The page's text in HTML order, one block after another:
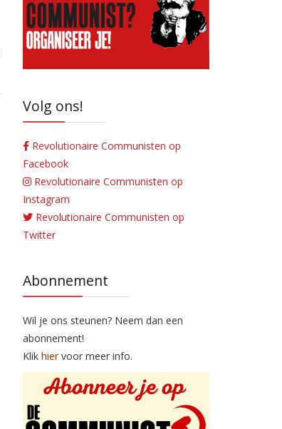
Volg ons!
Revolutionaire Communisten op
Facebook
Revolutionaire Communisten op
Instagram
Revolutionaire Communisten op
Twitter
Abonnement
Wil je ons steunen? Neem dan een
abonnement!
Klik hiervoor meer info.